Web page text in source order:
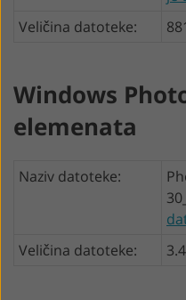
Veličina datoteke:
Windows
elemenata
Naziv datoteke:
Veličina datoteke: